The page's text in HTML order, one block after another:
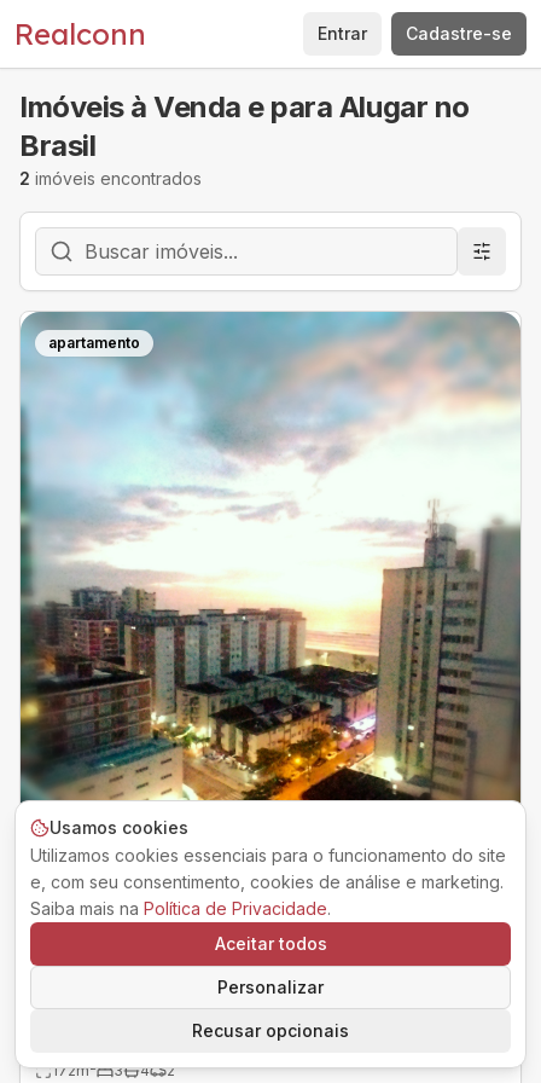
Realconn Entrar Cadastre-se
Imóveis à Venda e para Alugar no
Brasil
2 imóveis encontrados
apartamento
Apartamento 03 suítes vista mar
Praia Grande-SP
172m² 3 4 2
Usamos cookies
Utilizamos cookies essenciais para o funcionamento do site
e, com seu consentimento, cookies de análise e marketing.
Saiba mais na Política de Privacidade.
Aceitar todos
Personalizar
Recusar opcionais